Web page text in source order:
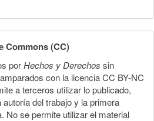
Commons (CC)
porHechos y Derechos sin
con la licencia CC BY-NC
a terceros utilizar lo publicado,
del trabajo y la primera
No se permite utilizar el material